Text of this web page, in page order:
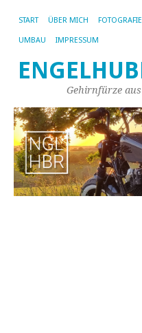
START ÜBER MICH FOTOGRAFIE
UMBAU IMPRESSUM
Gehirnfürze